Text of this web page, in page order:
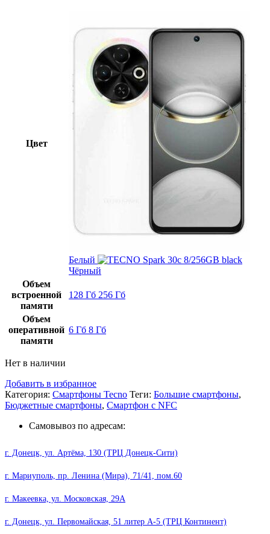
Цвет
Белый
Чёрный
Объем
встроенной
памяти
128 Гб 256 Гб
Объем
оперативной
памяти
6 Гб 8 Гб
Нет в наличии
Добавить в избранное
Категория: Смартфоны Tecno Теги: Большие смартфоны,
Бюджетные смартфоны, Смартфон с NFC
Самовывоз по адресам:
г. Донецк, ул. Артёма, 130 (ТРЦ Донецк-Сити)
г. Мариуполь, пр. Ленина (Мира), 71/41, пом.60
г. Макеевка, ул. Московская, 29А
г. Донецк, ул. Первомайская, 51 литер А-5 (ТРЦ Континент)